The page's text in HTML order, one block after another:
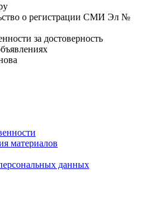
о регистрации СМИ Эл №
за достоверность
материалов
данных